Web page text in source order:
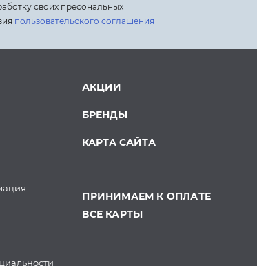
своих пресональных
пользовательского соглашения
АКЦИИ
БРЕНДЫ
КАРТА САЙТА
ПРИНИМАЕМ К ОПЛАТЕ
ВСЕ КАРТЫ